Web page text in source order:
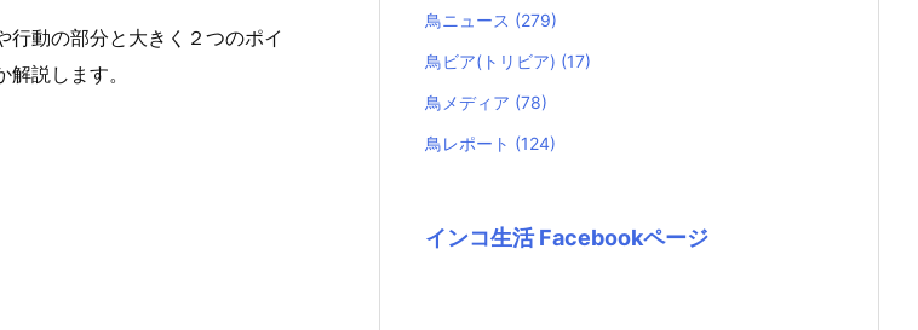
行動の部分と大きく２つのポイ
説します。
鳥ニュース (279)
鳥ビア(トリビア) (17)
鳥メディア (78)
鳥レポート (124)
インコ生活 Facebookページ